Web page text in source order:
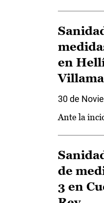
en
30 de
Ante la
de
3 en